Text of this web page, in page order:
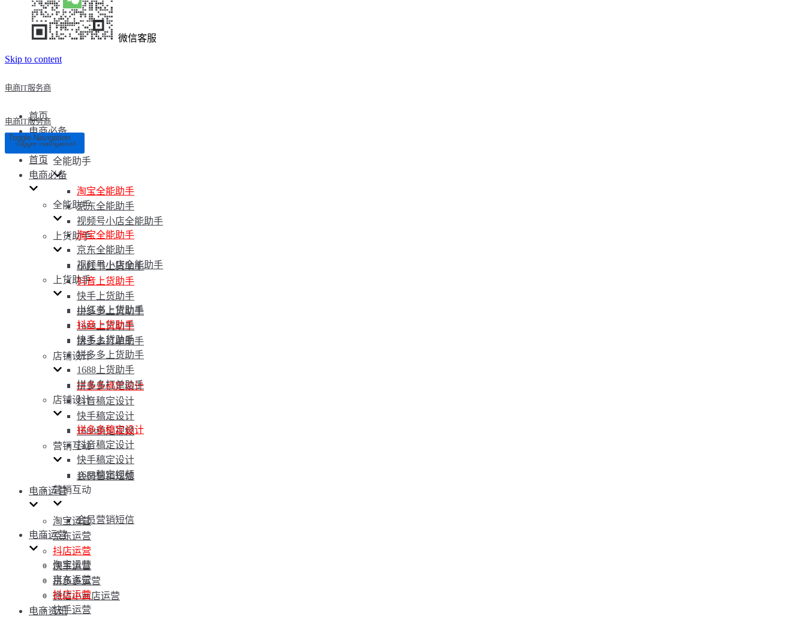
微信客服
Skip to content
电商IT服务商
首页
电商必备
全能助手
淘宝全能助手
京东全能助手
视频号小店全能助手
上货助手
小红书上货助手
抖音上货助手
快手上货助手
拼多多上货助手
1688上货助手
拼多多打单助手
店铺设计
拼多多稿定设计
抖音稿定设计
快手稿定设计
1688稿定视频
营销互动
会员营销短信
电商运营
淘宝运营
京东运营
抖店运营
快手运营
拼多多运营
微信小商店运营
电商资讯
电商IT服务商
Toggle Navigation
Toggle Navigation
首页
电商必备
全能助手
淘宝全能助手
京东全能助手
视频号小店全能助手
上货助手
小红书上货助手
抖音上货助手
快手上货助手
拼多多上货助手
1688上货助手
拼多多打单助手
店铺设计
拼多多稿定设计
抖音稿定设计
快手稿定设计
1688稿定视频
营销互动
会员营销短信
电商运营
淘宝运营
京东运营
抖店运营
快手运营